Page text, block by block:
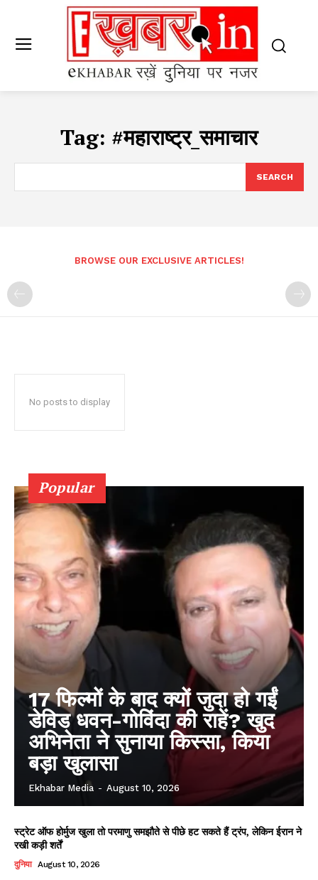
Tag: #महाराष्ट्र_समाचार
SEARCH
BROWSE OUR EXCLUSIVE ARTICLES!
No posts to display
Popular
17 फिल्मों के बाद क्यों जुदा हो गईं
डेविड धवन-गोविंदा की राहें? खुद
अभिनेता ने सुनाया किस्सा, किया
बड़ा खुलासा
Ekhabar Media - August 10, 2026
स्ट्रेट ऑफ होर्मुज खुला तो परमाणु समझौते से पीछे हट सकते हैं ट्रंप, लेकिन ईरान ने
रखी कड़ी शर्तें
दुनिया August 10, 2026